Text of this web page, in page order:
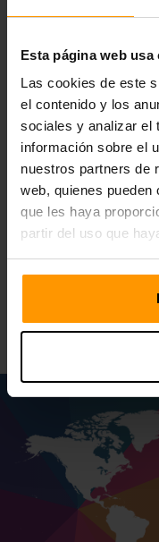
Esta página web usa
Las cookies de este
el contenido y los
sociales y analizar el
información sobre el
nuestros partners de
web, quienes pueden
que les haya
partir del uso que
base confiable y el
de alojamiento
inmersiva y sin
Lo equipamos con
receptivos y un panel
preparándole para
mágicos.
Si está abordando
peleas desafiantes o
servicios de
confiabilidad y la
inigualable. Elija
Bellwright y
digitales, seguras de